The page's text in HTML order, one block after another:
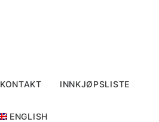
KONTAKT INNKJØPSLISTE
ENGLISH